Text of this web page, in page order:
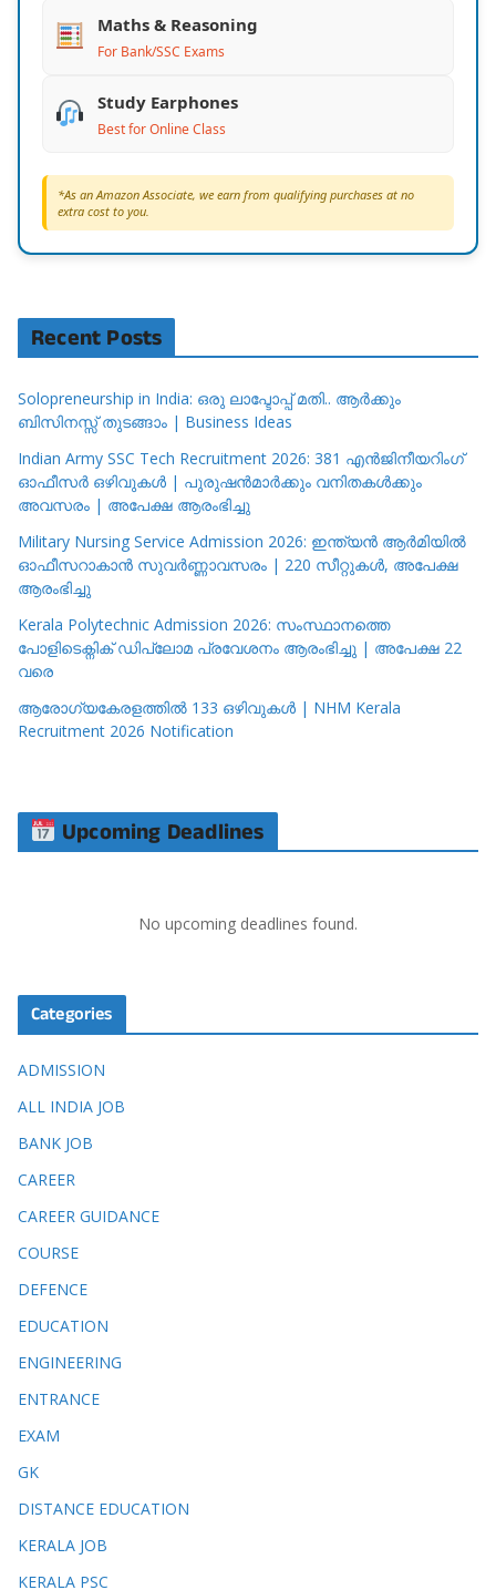
Maths & Reasoning
For Bank/SSC Exams
Study Earphones
Best for Online Class
*As an Amazon Associate, we earn from qualifying purchases at no
extra cost to you.
Recent Posts
Solopreneurship in India: ഒരു ലാപ്ടോപ്പ് മതി.. ആർക്കും
ബിസിനസ്സ് തുടങ്ങാം | Business Ideas
Indian Army SSC Tech Recruitment 2026: 381 എൻജിനീയറിംഗ്
ഓഫീസർ ഒഴിവുകൾ | പുരുഷൻമാർക്കും വനിതകൾക്കും
അവസരം | അപേക്ഷ ആരംഭിച്ചു
Military Nursing Service Admission 2026: ഇന്ത്യൻ ആർമിയിൽ
ഓഫീസറാകാൻ സുവർണ്ണാവസരം | 220 സീറ്റുകൾ, അപേക്ഷ
ആരംഭിച്ചു
Kerala Polytechnic Admission 2026: സംസ്ഥാനത്തെ
പോളിടെക്നിക് ഡിപ്ലോമ പ്രവേശനം ആരംഭിച്ചു | അപേക്ഷ 22
വരെ
ആരോഗ്യകേരളത്തിൽ 133 ഒഴിവുകൾ | NHM Kerala
Recruitment 2026 Notification
Upcoming Deadlines
No upcoming deadlines found.
Categories
ADMISSION
ALL INDIA JOB
BANK JOB
CAREER
CAREER GUIDANCE
COURSE
DEFENCE
EDUCATION
ENGINEERING
ENTRANCE
EXAM
GK
DISTANCE EDUCATION
KERALA JOB
KERALA PSC